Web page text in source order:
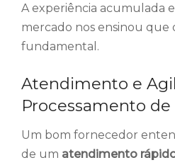
A experiência acumulada
mercado nos ensinou
fundamental.
Atendimento e
Processamento
Um bom fornecedor
de um atendimento